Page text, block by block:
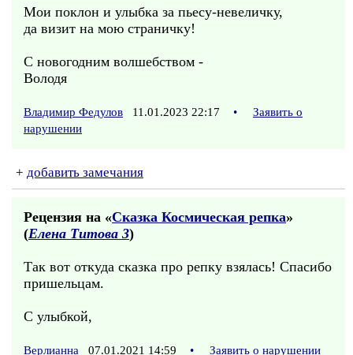
Мои поклон и улыбка за пьесу-невеличку,
да визит на мою страничку!
С новогодним волшебством -
Володя
Владимир Федулов 11.01.2023 22:17 •
Заявить о
нарушении
+ добавить замечания
Рецензия на «Сказка Космическая репка»
(Елена Титова 3)
Так вот откуда сказка про репку взялась! Спасибо
пришельцам.
С улыбкой,
Верлианна 07.01.2021 14:59 • Заявить о нарушении